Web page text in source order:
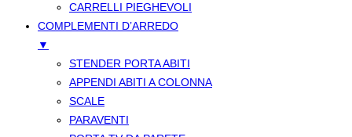
CARRELLI PIEGHEVOLI
COMPLEMENTI D’ARREDO
▼
STENDER PORTA ABITI
APPENDI ABITI A COLONNA
SCALE
PARAVENTI